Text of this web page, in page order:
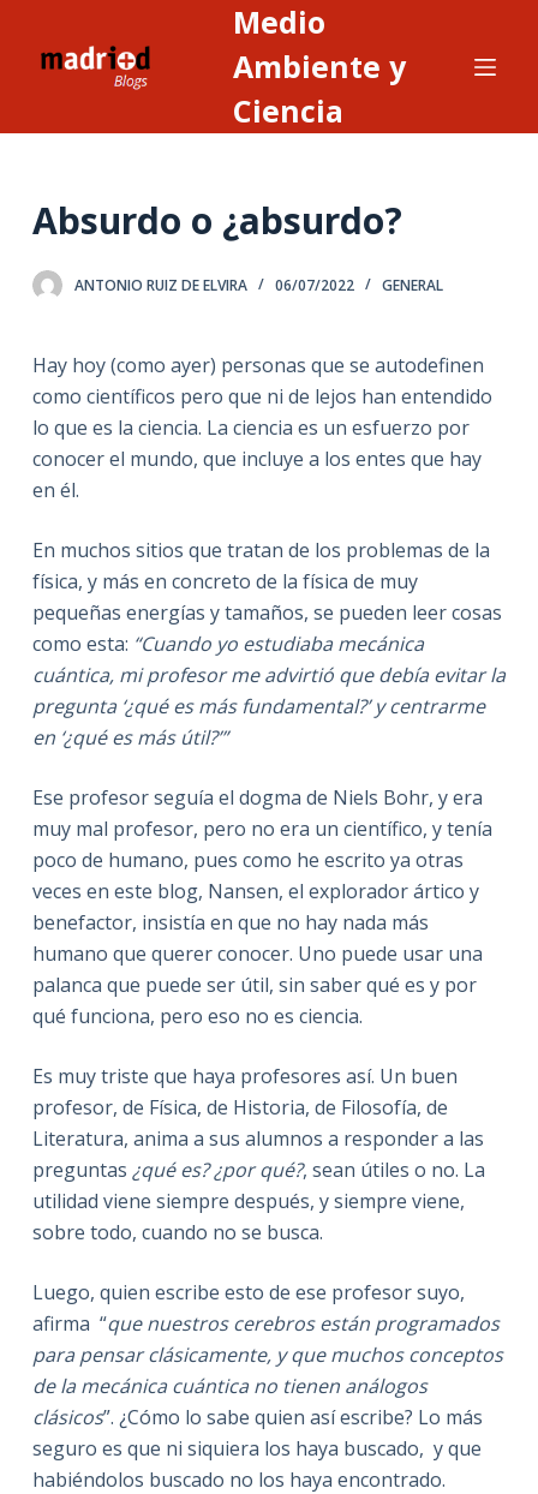
e
n
d
Medio
Ambiente y
Ciencia
Absurdo o ¿absurdo?
ANTONIO RUIZ DE ELVIRA 06/07/2022 GENERAL
Hay hoy (como ayer) personas que se autodefinen
como científicos pero que ni de lejos han entendido
lo que es la ciencia. La ciencia es un esfuerzo por
conocer el mundo, que incluye a los entes que hay
en él.
En muchos sitios que tratan de los problemas de la
física, y más en concreto de la física de muy
pequeñas energías y tamaños, se pueden leer cosas
como esta: “Cuando yo estudiaba mecánica
cuántica, mi profesor me advirtió que debía evitar la
pregunta ‘¿qué es más fundamental?’ y centrarme
en ‘¿qué es más útil?’”
Ese profesor seguía el dogma de Niels Bohr, y era
muy mal profesor, pero no era un científico, y tenía
poco de humano, pues como he escrito ya otras
veces en este blog, Nansen, el explorador ártico y
benefactor, insistía en que no hay nada más
humano que querer conocer. Uno puede usar una
palanca que puede ser útil, sin saber qué es y por
qué funciona, pero eso no es ciencia.
Es muy triste que haya profesores así. Un buen
profesor, de Física, de Historia, de Filosofía, de
Literatura, anima a sus alumnos a responder a las
preguntas ¿qué es? ¿por qué?, sean útiles o no. La
utilidad viene siempre después, y siempre viene,
sobre todo, cuando no se busca.
Luego, quien escribe esto de ese profesor suyo,
afirma “que nuestros cerebros están programados
para pensar clásicamente, y que muchos conceptos
de la mecánica cuántica no tienen análogos
clásicos”. ¿Cómo lo sabe quien así escribe? Lo más
seguro es que ni siquiera los haya buscado, y que
habiéndolos buscado no los haya encontrado.